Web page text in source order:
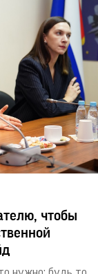
чтобы